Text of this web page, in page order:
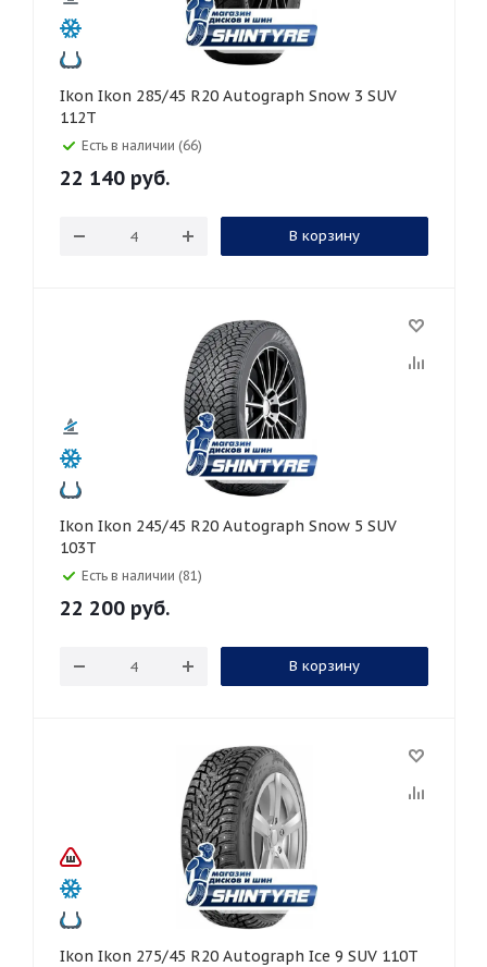
Ikon Ikon 285/45 R20 Autograph Snow 3 SUV
112T
Есть в наличии (66)
22 140 руб.
В корзину
Ikon Ikon 245/45 R20 Autograph Snow 5 SUV
103T
Есть в наличии (81)
22 200 руб.
В корзину
Ikon Ikon 275/45 R20 Autograph Ice 9 SUV 110T